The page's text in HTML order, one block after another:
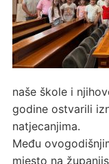
naše škole i
godine ostvarili
natjecanjima.
Među
mjesto na